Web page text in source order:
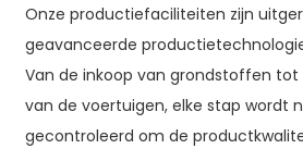
Onze productiefaciliteiten zijn
geavanceerde
Van de inkoop van grondstoffen
van de voertuigen, elke stap wordt
gecontroleerd om de